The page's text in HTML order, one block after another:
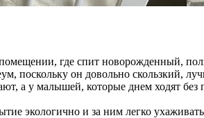
где спит новорожденный,
поскольку он довольно скользкий,
а у малышей, которые днем ходят
экологично и за ним легко